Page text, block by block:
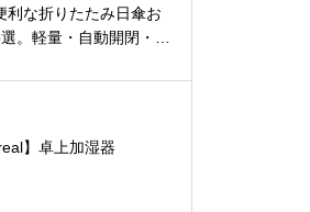
利な折りたたみ日傘お
。軽量・自動開閉・お
】卓上加湿器